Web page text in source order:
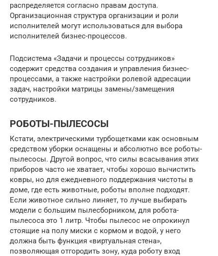
распределяется согласно правам доступа.
Организационная структура организации и роли
исполнителей могут использоваться для выбора
исполнителей бизнес-процессов.
Подсистема «Задачи и процессы сотрудников»
содержит средства создания и управления бизнес-
процессами, а также настройки ролевой адресации
задач, настройки матрицы замены/замещения
сотрудников.
РОБОТЫ-ПЫЛЕСОСЫ
Кстати, электрическими турбощетками как основным
средством уборки оснащены и абсолютно все роботы-
пылесосы. Другой вопрос, что силы всасывания этих
приборов часто не хватает, чтобы хорошо вычистить
ковры, но для ежедневного поддержания чистоты в
доме, где есть животные, роботы вполне подходят.
Если животное сильно линяет, то лучше выбирать
модели с большим пылесборником, для робота-
пылесоса это 1 литр. Чтобы пылесос не опрокинул
стоящие на полу миски с кормом и водой, у него
должна быть функция «виртуальная стена»,
позволяющая отгородить зону, куда роботу вход